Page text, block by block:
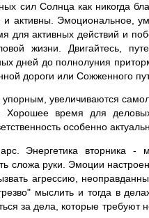
сил Солнца как никогда
и активны. Эмоциональное,
для активных действий и
жизни. Двигайтесь,
дней до полнолуния
дороги или Сожженного
упорным, увеличиваются
время для
особенно
Энергетика вторника -
сложа руки. Эмоции
агрессию,
мыслить и тогда в
за дела, которые требуют